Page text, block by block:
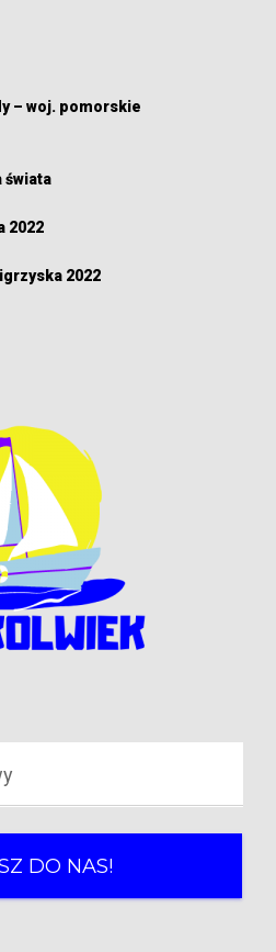
– woj. pomorskie
świata
2022
2022
DO NAS!